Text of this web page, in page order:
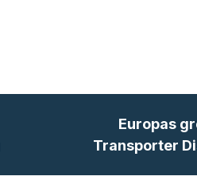
Europas
Transporter